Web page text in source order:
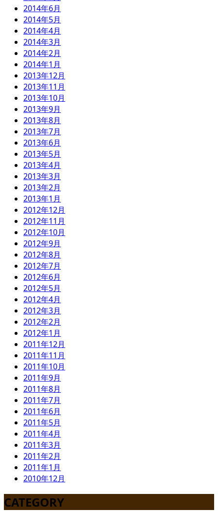
2014年6月
2014年5月
2014年4月
2014年3月
2014年2月
2014年1月
2013年12月
2013年11月
2013年10月
2013年9月
2013年8月
2013年7月
2013年6月
2013年5月
2013年4月
2013年3月
2013年2月
2013年1月
2012年12月
2012年11月
2012年10月
2012年9月
2012年8月
2012年7月
2012年6月
2012年5月
2012年4月
2012年3月
2012年2月
2012年1月
2011年12月
2011年11月
2011年10月
2011年9月
2011年8月
2011年7月
2011年6月
2011年5月
2011年4月
2011年3月
2011年2月
2011年1月
2010年12月
CATEGORY